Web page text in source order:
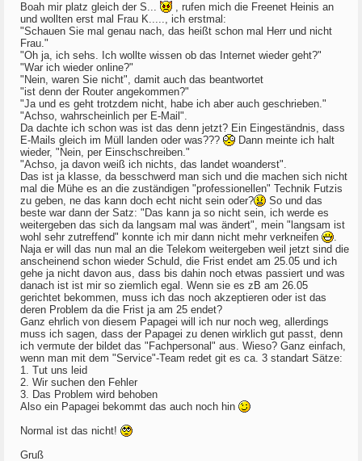
Boah mir platz gleich der S...
, rufen mich die Freenet Heinis an
und wollten erst mal Frau K....., ich erstmal:
"Schauen Sie mal genau nach, das heißt schon mal Herr und nicht
Frau."
"Oh ja, ich sehs. Ich wollte wissen ob das Internet wieder geht?"
"War ich wieder online?"
"Nein, waren Sie nicht", damit auch das beantwortet
"ist denn der Router angekommen?"
"Ja und es geht trotzdem nicht, habe ich aber auch geschrieben."
"Achso, wahrscheinlich per E-Mail".
Da dachte ich schon was ist das denn jetzt? Ein Eingeständnis, dass
E-Mails gleich im Müll landen oder was???
Dann meinte ich halt
wieder, "Nein, per Einschschreiben."
"Achso, ja davon weiß ich nichts, das landet woanderst".
Das ist ja klasse, da besschwerd man sich und die machen sich nicht
mal die Mühe es an die zuständigen "professionellen" Technik Futzis
zu geben, ne das kann doch echt nicht sein oder?
So und das
beste war dann der Satz: "Das kann ja so nicht sein, ich werde es
weitergeben das sich da langsam mal was ändert", mein "langsam ist
wohl sehr zutreffend" konnte ich mir dann nicht mehr verkneifen
.
Naja er will das nun mal an die Telekom weitergeben weil jetzt sind die
anscheinend schon wieder Schuld, die Frist endet am 25.05 und ich
gehe ja nicht davon aus, dass bis dahin noch etwas passiert und was
danach ist ist mir so ziemlich egal. Wenn sie es zB am 26.05
gerichtet bekommen, muss ich das noch akzeptieren oder ist das
deren Problem da die Frist ja am 25 endet?
Ganz ehrlich von diesem Papagei will ich nur noch weg, allerdings
muss ich sagen, dass der Papagei zu denen wirklich gut passt, denn
ich vermute der bildet das "Fachpersonal" aus. Wieso? Ganz einfach,
wenn man mit dem "Service"-Team redet git es ca. 3 standart Sätze:
1. Tut uns leid
2. Wir suchen den Fehler
3. Das Problem wird behoben
Also ein Papagei bekommt das auch noch hin
Normal ist das nicht!
Gruß